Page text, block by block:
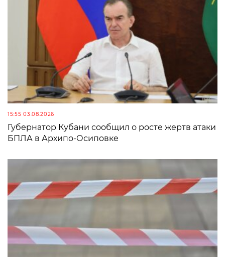
15:55 03.08.2026
Губернатор Кубани сообщил о росте жертв атаки
БПЛА в Архипо-Осиповке